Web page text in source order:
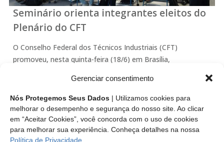
Gerenciar consentimento
Nós Protegemos Seus Dados | Utilizamos cookies para
melhorar o desempenho e segurança do nosso site. Ao clicar
em “Aceitar Cookies”, você concorda com o uso de cookies
para melhorar sua experiência. Conheça detalhes na nossa
Política de Privacidade
Seminário orienta integrantes eleitos do
Plenário do CFT
O Conselho Federal dos Técnicos Industriais (CFT)
promoveu, nesta quinta-feira (18/6) em Brasília,
Resoluções da autarquia federal, assim como atribuições e
prerrogativas dos representantes eleitos dos Técnicos
Industriais que iniciam mandato…
Leia mais